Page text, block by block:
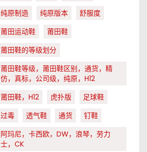
纯原制造
纯原版本
舒服度
莆田运动鞋
莆田鞋
莆田鞋的等级划分
莆田鞋等级，莆田鞋区别，通货，精
仿，真标，公司级，纯原，H12
莆田鞋，H12
虎扑版
足球鞋
过毒
透气鞋 通货
钉鞋
阿玛尼，卡西欧，DW，浪琴，劳力
士，CK